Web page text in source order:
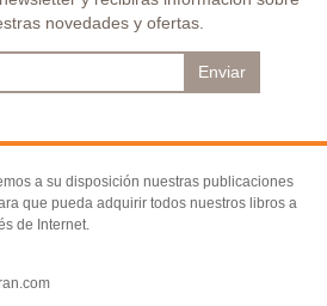
novedades y ofertas.
Enviar
a su disposición nuestras publicaciones
que pueda adquirir todos nuestros libros a
de Internet.